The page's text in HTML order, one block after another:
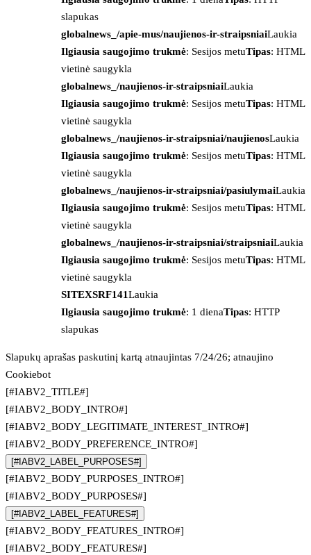
slapukas
globalnews_/apie-mus/naujienos-ir-straipsniaiLaukia
Ilgiausia saugojimo trukmė: Sesijos metuTipas: HTML
vietinė saugykla
globalnews_/naujienos-ir-straipsniaiLaukia
Ilgiausia saugojimo trukmė: Sesijos metuTipas: HTML
vietinė saugykla
globalnews_/naujienos-ir-straipsniai/naujienosLaukia
Ilgiausia saugojimo trukmė: Sesijos metuTipas: HTML
vietinė saugykla
globalnews_/naujienos-ir-straipsniai/pasiulymaiLaukia
Ilgiausia saugojimo trukmė: Sesijos metuTipas: HTML
vietinė saugykla
globalnews_/naujienos-ir-straipsniai/straipsniaiLaukia
Ilgiausia saugojimo trukmė: Sesijos metuTipas: HTML
vietinė saugykla
SITEXSRF141Laukia
Ilgiausia saugojimo trukmė: 1 dienaTipas: HTTP
slapukas
Slapukų aprašas paskutinį kartą atnaujintas 7/24/26; atnaujino
Cookiebot
[#IABV2_TITLE#]
[#IABV2_BODY_INTRO#]
[#IABV2_BODY_LEGITIMATE_INTEREST_INTRO#]
[#IABV2_BODY_PREFERENCE_INTRO#]
[#IABV2_LABEL_PURPOSES#]
[#IABV2_BODY_PURPOSES_INTRO#]
[#IABV2_BODY_PURPOSES#]
[#IABV2_LABEL_FEATURES#]
[#IABV2_BODY_FEATURES_INTRO#]
[#IABV2_BODY_FEATURES#]